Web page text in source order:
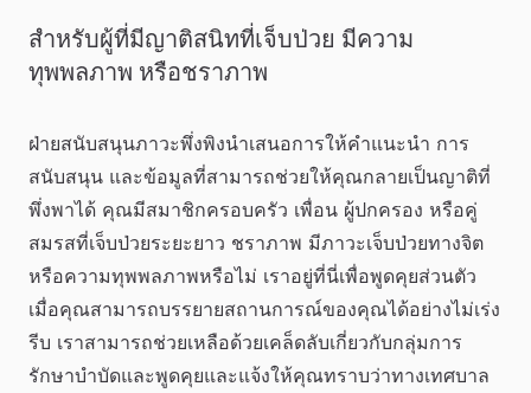
u
n
สำหรับผู้ที่มีญาติสนิทที่เจ็บป่วย มีความ
ทุพพลภาพ หรือชราภาพ
ฝ่ายสนับสนุนภาวะพึ่งพิงนำเสนอการให้คำแนะนำ การ
สนับสนุน และข้อมูลที่สามารถช่วยให้คุณกลายเป็นญาติที่
พึ่งพาได้ คุณมีสมาชิกครอบครัว เพื่อน ผู้ปกครอง หรือคู่
สมรสที่เจ็บป่วยระยะยาว ชราภาพ มีภาวะเจ็บป่วยทางจิต
หรือความทุพพลภาพหรือไม่ เราอยู่ที่นี่เพื่อพูดคุยส่วนตัว
เมื่อคุณสามารถบรรยายสถานการณ์ของคุณได้อย่างไม่เร่ง
รีบ เราสามารถช่วยเหลือด้วยเคล็ดลับเกี่ยวกับกลุ่มการ
รักษาบำบัดและพูดคุยและแจ้งให้คุณทราบว่าทางเทศบาล